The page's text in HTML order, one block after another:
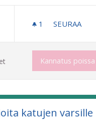
1 1 SEURAAJA
SEURAA
Kannatus
katujen varsille